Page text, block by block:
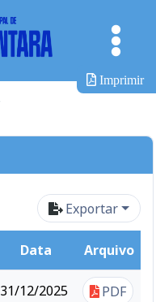
Imprimir
Exportar
Data Arquivo
31/12/2025 PDF